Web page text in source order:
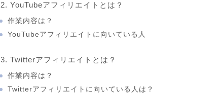
2. YouTubeアフィリエイトとは？
作業内容は？
YouTubeアフィリエイトに向いている人
3. Twitterアフィリエイトとは？
作業内容は？
Twitterアフィリエイトに向いている人は？